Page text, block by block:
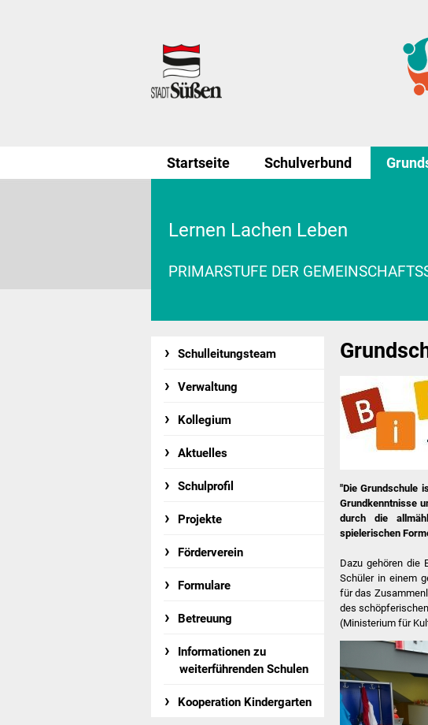
Startseite Schulverbund
Lernen Lachen Leben
PRIMARSTUFE DER
Schulleitungsteam
Verwaltung
Kollegium
Aktuelles
Schulprofil
Projekte
Förderverein
Formulare
Betreuung
Informationen zu
weiterführenden Schulen
Kooperation Kindergarten
"Die Grundschule
Grundkenntnisse
durch die
spielerischen
Dazu gehören die
Schüler in einem
für das
des
(Ministerium für